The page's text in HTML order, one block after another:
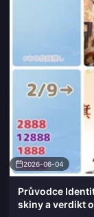
2026-06-04
Průvodce
skiny a verdikt